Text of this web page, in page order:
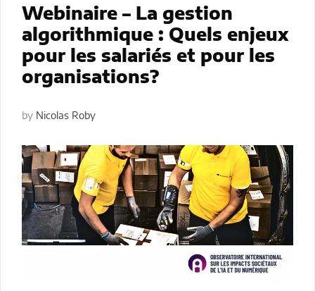
Webinaire – La gestion
algorithmique : Quels enjeux
pour les salariés et pour les
organisations?
by Nicolas Roby